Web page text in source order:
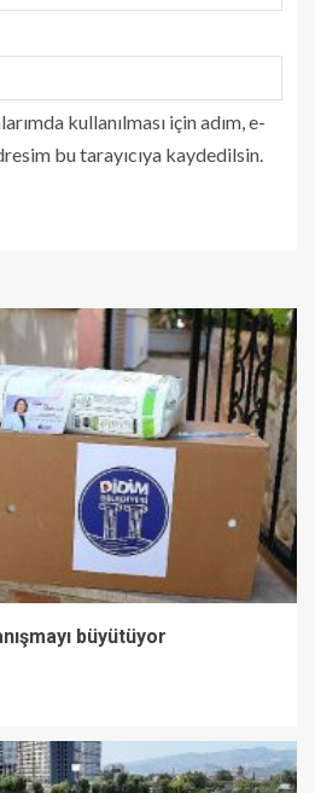
kullanılması için adım, e-
bu tarayıcıya kaydedilsin.
büyütüyor